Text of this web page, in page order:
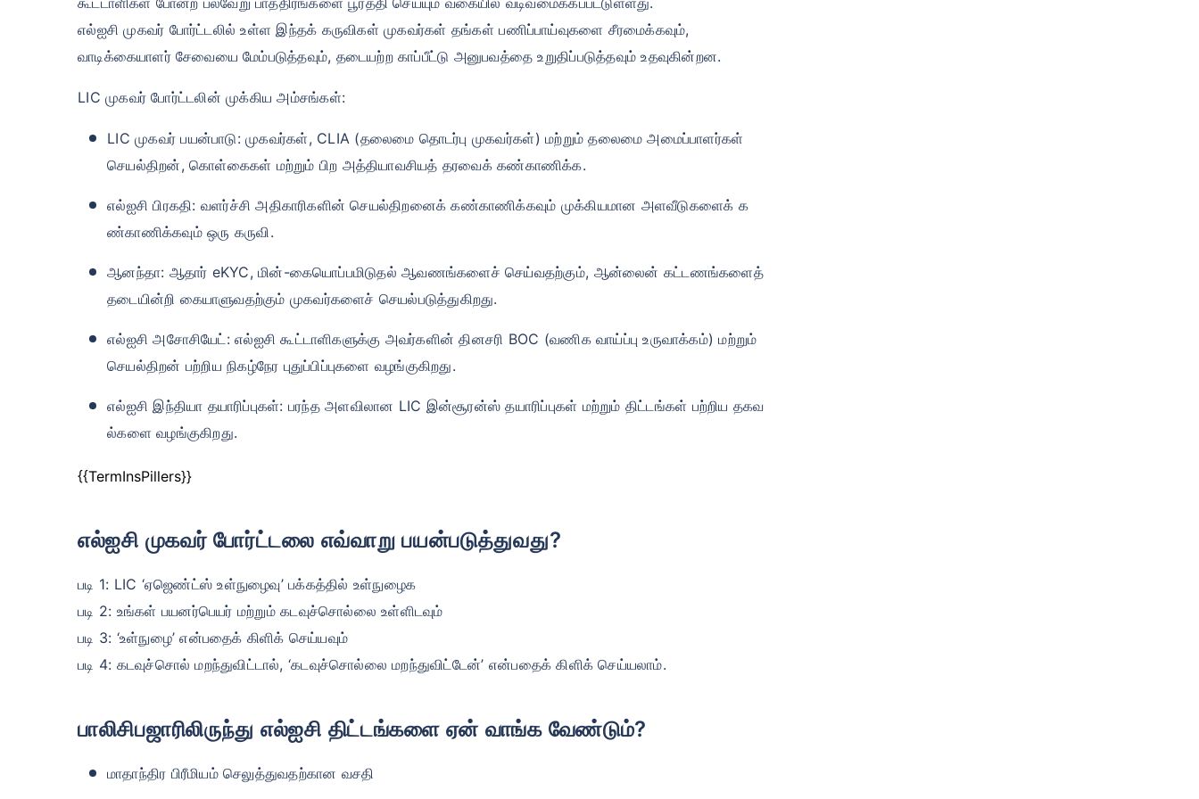
எல்ஐசி முகவர் போர்ட்டலில் உள்ள இந்தக் கருவிகள் முகவர்கள் தங்கள் பணிப்பாய்வுகளை சீரமைக்கவும்,
வாடிக்கையாளர் சேவையை மேம்படுத்தவும், தடையற்ற காப்பீட்டு அனுபவத்தை உறுதிப்படுத்தவும் உதவுகின்றன.
LIC முகவர் போர்ட்டலின் முக்கிய அம்சங்கள்:
LIC முகவர் பயன்பாடு: முகவர்கள், CLIA (தலைமை தொடர்பு முகவர்கள்) மற்றும் தலைமை அமைப்பாளர்கள்
செயல்திறன், கொள்கைகள் மற்றும் பிற அத்தியாவசியத் தரவைக் கண்காணிக்க.
எல்ஐசி பிரகதி: வளர்ச்சி அதிகாரிகளின் செயல்திறனைக் கண்காணிக்கவும் முக்கியமான அளவீடுகளைக் க
ண்காணிக்கவும் ஒரு கருவி.
ஆனந்தா: ஆதார் eKYC, மின்-கையொப்பமிடுதல் ஆவணங்களைச் செய்வதற்கும், ஆன்லைன் கட்டணங்களைத்
தடையின்றி கையாளுவதற்கும் முகவர்களைச் செயல்படுத்துகிறது.
எல்ஐசி அசோசியேட்: எல்ஐசி கூட்டாளிகளுக்கு அவர்களின் தினசரி BOC (வணிக வாய்ப்பு உருவாக்கம்) மற்றும்
செயல்திறன் பற்றிய நிகழ்நேர புதுப்பிப்புகளை வழங்குகிறது.
எல்ஐசி இந்தியா தயாரிப்புகள்: பரந்த அளவிலான LIC இன்சூரன்ஸ் தயாரிப்புகள் மற்றும் திட்டங்கள் பற்றிய தகவ
ல்களை வழங்குகிறது.
{{TermInsPillers}}
எல்ஐசி முகவர் போர்ட்டலை எவ்வாறு பயன்படுத்துவது?
படி 1: LIC ‘ஏஜெண்ட்ஸ் உள்நுழைவு’ பக்கத்தில் உள்நுழைக
படி 2: உங்கள் பயனர்பெயர் மற்றும் கடவுச்சொல்லை உள்ளிடவும்
படி 3: ‘உள்நுழை’ என்பதைக் கிளிக் செய்யவும்
படி 4: கடவுச்சொல் மறந்துவிட்டால், ‘கடவுச்சொல்லை மறந்துவிட்டேன்’ என்பதைக் கிளிக் செய்யலாம்.
பாலிசிபஜாரிலிருந்து எல்ஐசி திட்டங்களை ஏன் வாங்க வேண்டும்?
மாதாந்திர பிரீமியம் செலுத்துவதற்கான வசதி